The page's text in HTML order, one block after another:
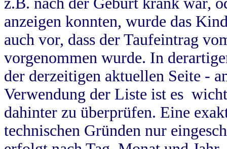
anzeigen konnten, wurde das
auch vor, dass der Taufeintrag
vorgenommen wurde. In
der derzeitigen aktuellen Seite -
Verwendung der Liste ist es
dahinter zu überprüfen. Eine
technischen Gründen nur